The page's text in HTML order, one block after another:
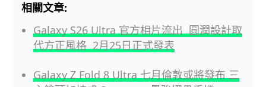
相關文章:
Galaxy S26 Ultra 官方相片流出 圓潤設計取
代方正風格 2月25日正式發表
Galaxy Z Fold 8 Ultra 七月倫敦或將發布 三